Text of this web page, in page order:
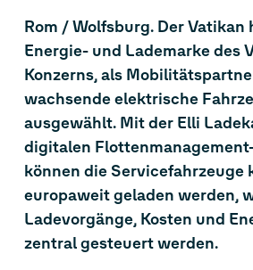
Rom / Wolfsburg. Der Vatikan
Energie- und Lademarke des
Konzerns, als
wachsende elektrische
ausgewählt. Mit der Elli
digitalen
können die Servicefahrzeuge
europaweit geladen werden,
Ladevorgänge, Kosten und
zentral gesteuert werden.